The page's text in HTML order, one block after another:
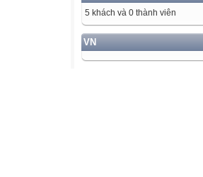
5 khách và 0 thành viên
VN